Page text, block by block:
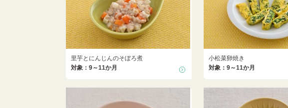
里芋とにんじんのそぼろ煮
対象：9～11か月
小松菜卵焼き
対象：9～11か月